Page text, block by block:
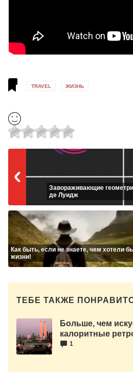
TRAVEL ЖИЗНЬ
Завораживающие
де Луидж
Как быть, если не знаете, чем хотели
жизни!
ТЕБЕ ТАКЖЕ
Больше, чем
калоритные
Нью-Йорка 1983
1